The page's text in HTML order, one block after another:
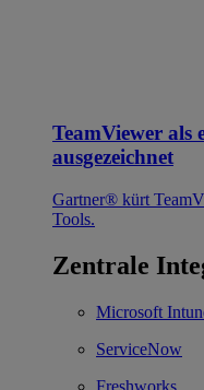
TeamViewer
ausgezeichnet
Gartner® kürt
Tools.
Zentrale
Microsoft
ServiceNow
Freshworks